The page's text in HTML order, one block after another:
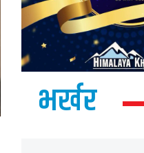
भर्खर